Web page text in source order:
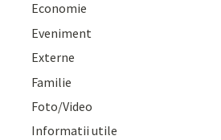
Economie
Eveniment
Externe
Familie
Foto/Video
Informatii utile